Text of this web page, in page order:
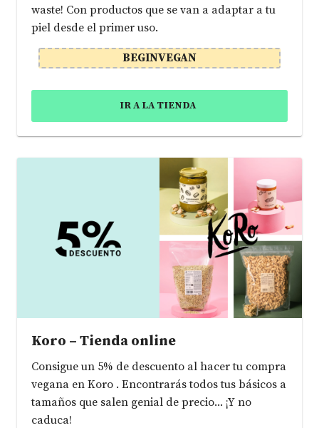
waste! Con productos que se van a adaptar a tu
piel desde el primer uso.
BEGINVEGAN
IR A LA TIENDA
Koro – Tienda online
Consigue un 5% de descuento al hacer tu compra
vegana en Koro . Encontrarás todos tus básicos a
tamaños que salen genial de precio... ¡Y no
caduca!